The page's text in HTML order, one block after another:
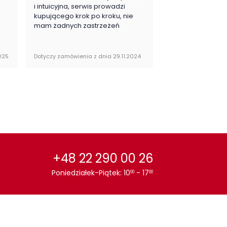
podparcia: na nóżkach
i intuicyjna, serwis prowadzi
kupującego krok po kroku, nie
mam żadnych zastrzeżeń
Dotyczy zamówienia z dnia 29.11.2024
+48 22 290 00 26
Poniedziałek-Piątek: 1000 - 1700